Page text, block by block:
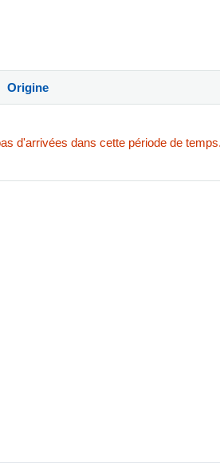
Origine
d'arrivées dans cette période de temps.